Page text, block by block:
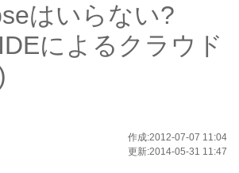
はいらない?
によるクラウド
作成:2012-07-07 11:04
更新:2014-05-31 11:47